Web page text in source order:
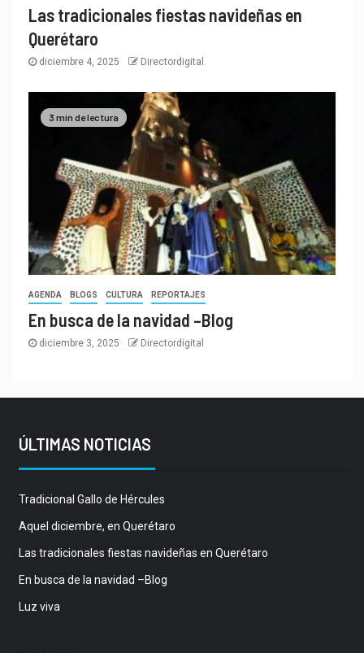
Las tradicionales fiestas navideñas en
Querétaro
diciembre 4, 2025 Directordigital
3 min de lectura
AGENDA BLOGS CULTURA REPORTAJES
En busca de la navidad –Blog
diciembre 3, 2025 Directordigital
ÚLTIMAS NOTICIAS
Tradicional Gallo de Hércules
Aquel diciembre, en Querétaro
Las tradicionales fiestas navideñas en Querétaro
En busca de la navidad –Blog
Luz viva